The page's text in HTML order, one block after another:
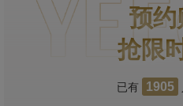
预
抢限
已有 1905